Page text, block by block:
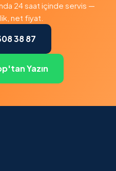
24 saat içinde servis —
net fiyat.
38 87
Yazın